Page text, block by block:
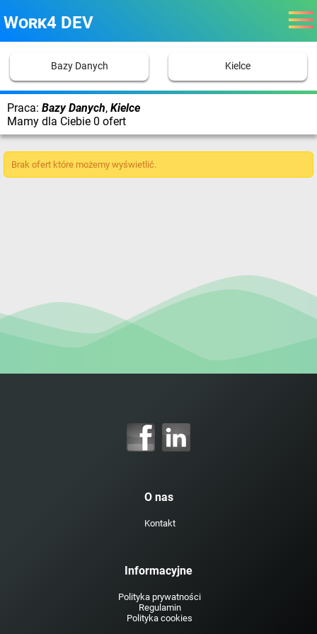
Work4 DEV
Bazy Danych Kielce
Praca: Bazy Danych, Kielce
Mamy dla Ciebie 0 ofert
Brak ofert które możemy wyświetlić.
O nas
Kontakt
Informacyjne
Polityka prywatności
Regulamin
Polityka cookies